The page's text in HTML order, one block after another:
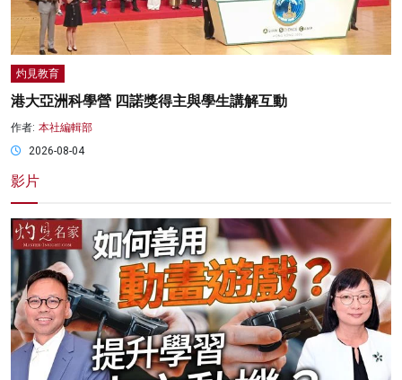
灼見教育
港大亞洲科學營 四諾獎得主與學生講解互動
作者: 本社編輯部
2026-08-04
影片